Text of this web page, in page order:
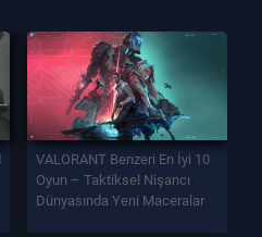
VALORANT Benzeri En İyi 10
Oyun – Taktiksel Nişancı
Dünyasında Yeni Maceralar